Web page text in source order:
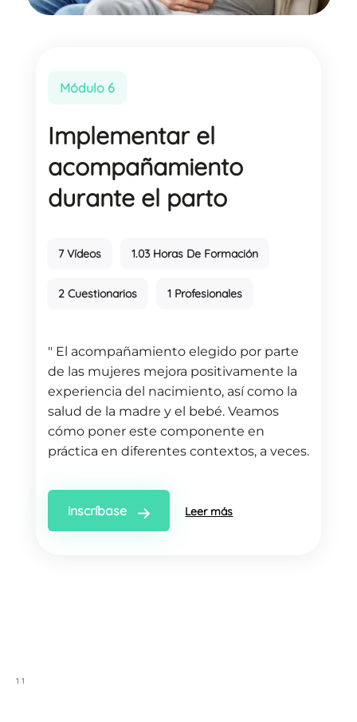
Módulo 6
Implementar el
acompañamiento
durante el parto
7 Vídeos 1.03 Horas De Formación
2 Cuestionarios 1 Profesionales
" El acompañamiento elegido por parte
de las mujeres mejora positivamente la
experiencia del nacimiento, así como la
salud de la madre y el bebé. Veamos
cómo poner este componente en
práctica en diferentes contextos, a veces.
inscríbase Leer más
1 1